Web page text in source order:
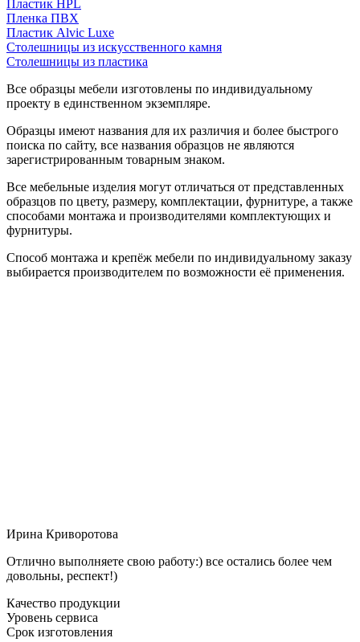
Пластик HPL
Пленка ПВХ
Пластик Alvic Luxe
Столешницы из искусственного камня
Столешницы из пластика
Все образцы мебели изготовлены по индивидуальному
проекту в единственном экземпляре.
Образцы имеют названия для их различия и более быстрого
поиска по сайту, все названия образцов не являются
зарегистрированным товарным знаком.
Все мебельные изделия могут отличаться от представленных
образцов по цвету, размеру, комплектации, фурнитуре, а также
способами монтажа и производителями комплектующих и
фурнитуры.
Способ монтажа и крепёж мебели по индивидуальному заказу
выбирается производителем по возможности её применения.
Ирина Криворотова
Отлично выполняете свою работу:) все остались более чем
довольны, респект!)
Качество продукции
Уровень сервиса
Срок изготовления